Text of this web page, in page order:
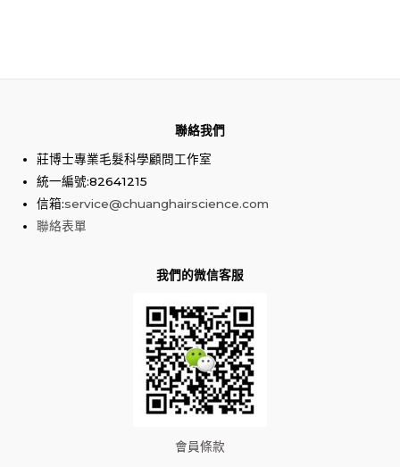
聯絡我們
莊博士專業毛髮科學顧問工作室
統一編號:82641215
信箱:service@chuanghairscience.com
聯絡表單
我們的微信客服
會員條款